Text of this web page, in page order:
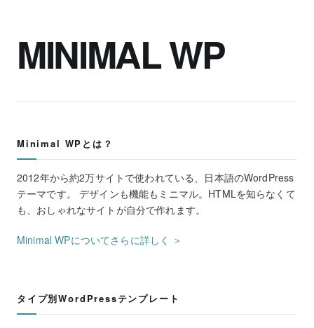
MINIMAL WP
Minimal WPとは？
2012年から約2万サイトで使われている、日本語のWordPress
テーマです。 デザインも機能もミニマル。HTMLを知らなくて
も、おしゃれなサイトが自分で作れます。
Minimal WPについてさらに詳しく ＞
タイプ別WordPressテンプレート